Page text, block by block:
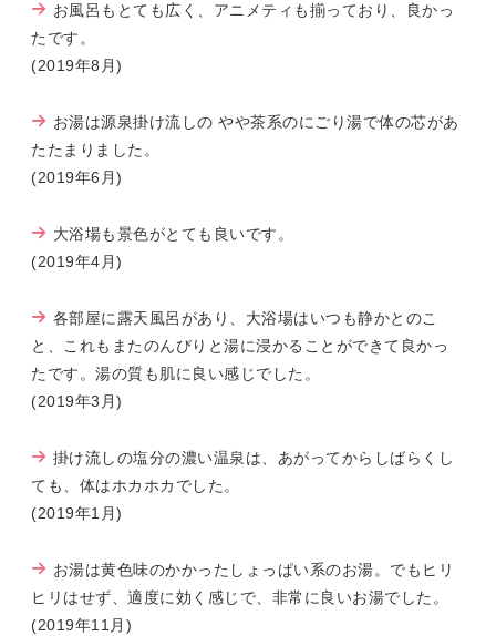
お風呂もとても広く、アニメティも揃っており、良かっ
たです。
(2019年8月)
お湯は源泉掛け流しの やや茶系のにごり湯で体の芯があ
たたまりました。
(2019年6月)
大浴場も景色がとても良いです。
(2019年4月)
各部屋に露天風呂があり、大浴場はいつも静かとのこ
と、これもまたのんびりと湯に浸かることができて良かっ
たです。湯の質も肌に良い感じでした。
(2019年3月)
掛け流しの塩分の濃い温泉は、あがってからしばらくし
ても、体はホカホカでした。
(2019年1月)
お湯は黄色味のかかったしょっぱい系のお湯。でもヒリ
ヒリはせず、適度に効く感じで、非常に良いお湯でした。
(2019年11月)